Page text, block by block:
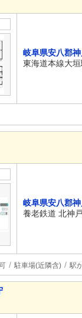
岐阜県安八郡
東海道本線大
岐阜県安八郡
養老鉄道 北神
駐車場(近隣含) 駅